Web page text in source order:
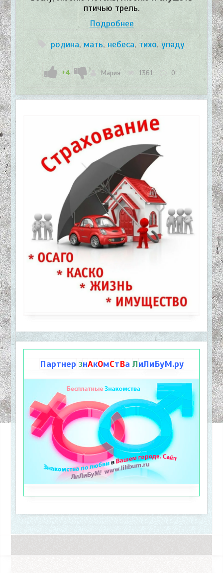
птичью трель.
Подробнее
родина, мать,небеса, тихо, упаду
+4 Мария 1361 0
Партнер ЗнАкОмСтВа ЛиЛиБуМ.ру